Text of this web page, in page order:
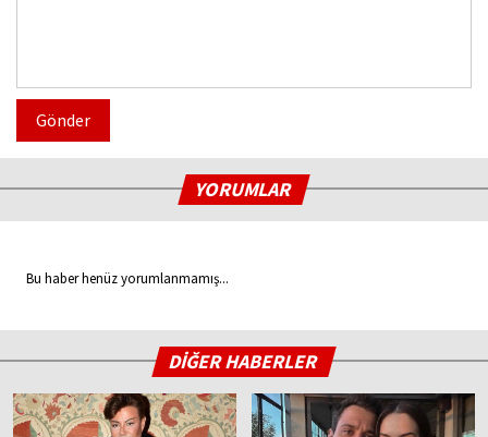
Gönder
YORUMLAR
Bu haber henüz yorumlanmamış...
DİĞER HABERLER